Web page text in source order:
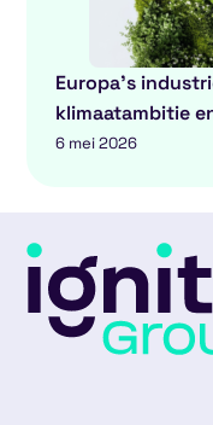
Europa’s
klimaatambitie
6 mei 2026